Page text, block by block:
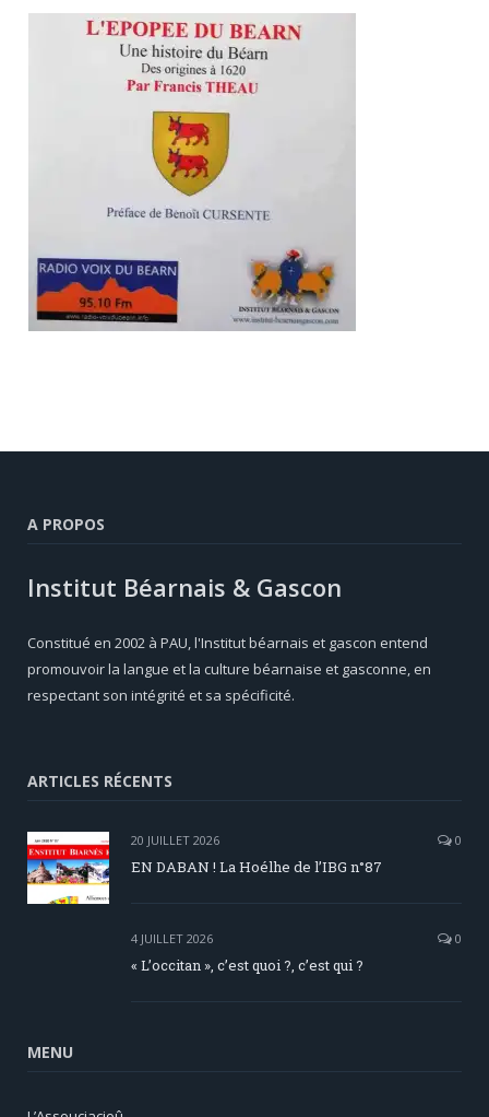
A PROPOS
Institut Béarnais & Gascon
Constitué en 2002 à PAU, l'Institut béarnais et gascon entend
promouvoir la langue et la culture béarnaise et gasconne, en
respectant son intégrité et sa spécificité.
ARTICLES RÉCENTS
20 JUILLET 2026 0
EN DABAN ! La Hoélhe de l’IBG n°87
4 JUILLET 2026 0
« L’occitan », c’est quoi ?, c’est qui ?
MENU